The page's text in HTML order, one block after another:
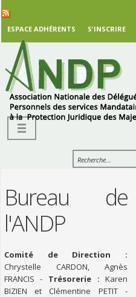
ESPACE ADHÉRENTS S'INSCRIRE
Bureau de
l'ANDP
Comité de Direction :
Chrystelle CARDON, Agnès
FRANCIS - Trésorerie : Karen
BIZIEN et Clémentine PETIT -